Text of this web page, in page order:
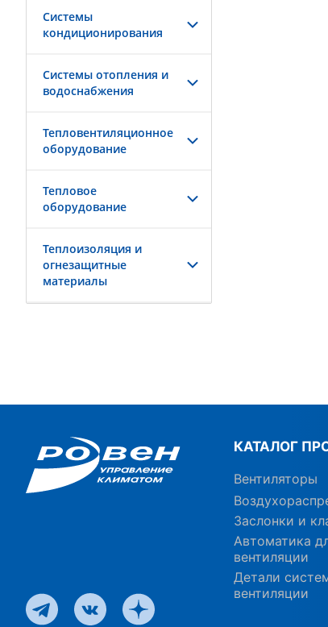
Системы
кондиционирования
Системы отопления и
водоснабжения
Тепловентиляционное
оборудование
Тепловое
оборудование
Теплоизоляция и
огнезащитные
материалы
КАТАЛОГ
Вентиляторы
Заслонки и
Автоматика
вентиляции
Детали
вентиляции